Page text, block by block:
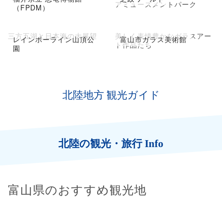
（FPDM）
アミューズメントパーク
レインボーライン山頂公
園
三方五湖と日本海の大展望 富山市ガラス美術館
美しく表情豊かなガラスアー
ト作品たち
北陸地方 観光ガイド
北陸の観光・旅行 Info
富山県のおすすめ観光地